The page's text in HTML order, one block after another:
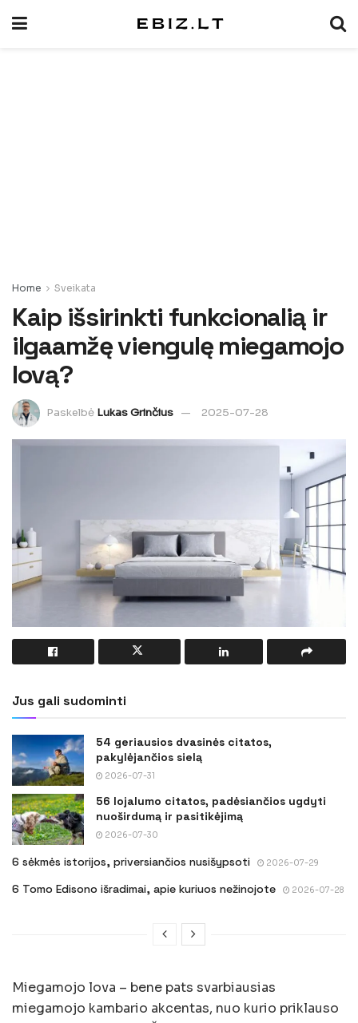
Home Sveikata
Kaip išsirinkti funkcionalią ir
ilgaamžę viengulę miegamojo
lovą?
Paskelbė Lukas Grinčius 2025-07-28
Jus gali sudominti
54 geriausios dvasinės citatos,
pakylėjančios sielą
2026-07-31
56 lojalumo citatos, padėsiančios ugdyti
nuoširdumą ir pasitikėjimą
2026-07-30
6 sėkmės istorijos, priversiančios nusišypsoti 2026-07-29
6 Tomo Edisono išradimai, apie kuriuos nežinojote 2026-07-28
Miegamojo lova – bene pats svarbiausias
miegamojo kambario akcentas, nuo kurio priklauso